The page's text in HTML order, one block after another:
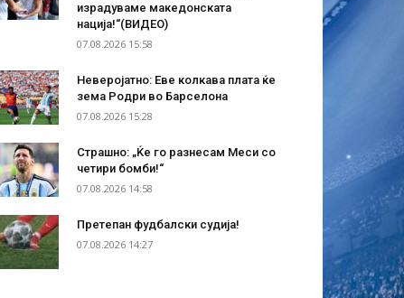
израдуваме македонската
нација!“(ВИДЕО)
07.08.2026 15:58
Неверојатно: Еве колкава плата ќе
зема Родри во Барселона
07.08.2026 15:28
Страшно: „Ќе го разнесам Меси со
четири бомби!“
07.08.2026 14:58
Претепан фудбалски судија!
07.08.2026 14:27